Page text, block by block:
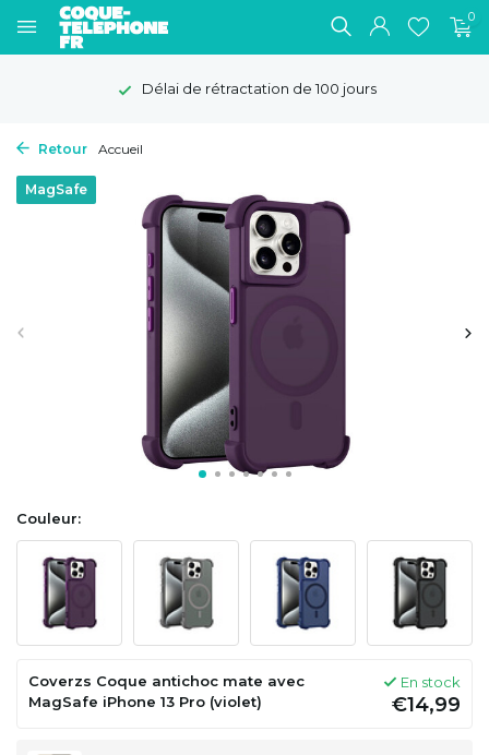
0
Délai de rétractation de 100 jours
Retour Accueil
MagSafe
Couleur:
Coverzs Coque antichoc mate avec
MagSafe iPhone 13 Pro (violet)
En stock
€14,99